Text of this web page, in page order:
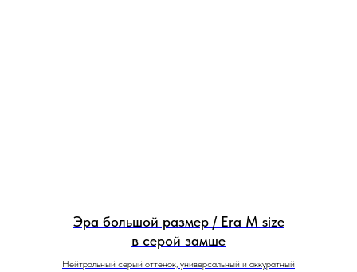
Эра большой размер / Era M size
в серой замше
Нейтральный серый оттенок, универсальный и аккуратный